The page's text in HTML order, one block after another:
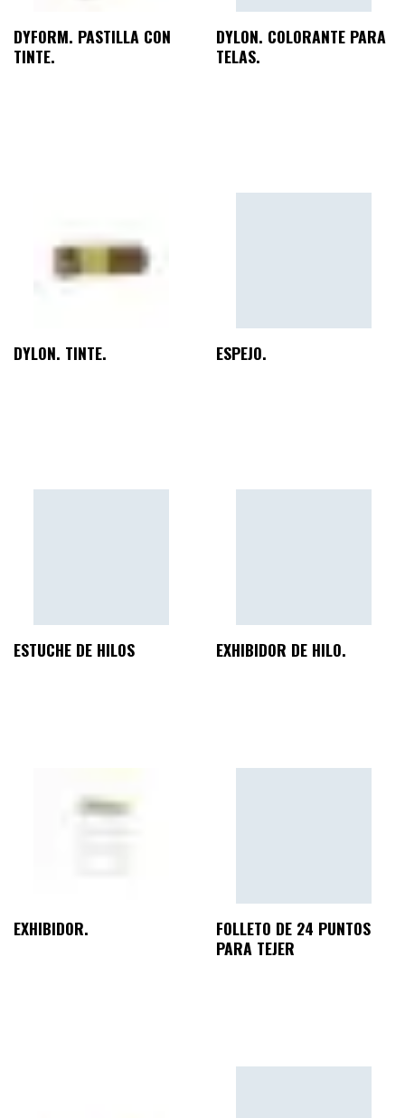
DYFORM. PASTILLA CON
TINTE.
DYLON. COLORANTE PARA
TELAS.
DYLON. TINTE. ESPEJO.
ESTUCHE DE HILOS EXHIBIDOR DE HILO.
EXHIBIDOR.
FOLLETO DE 24 PUNTOS
PARA TEJER